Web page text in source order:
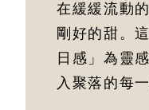
在緩緩流動
剛好的甜。
日感」為靈
入聚落的每